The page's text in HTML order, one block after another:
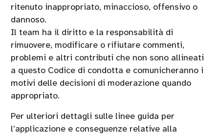
ritenuto inappropriato, minaccioso, offensivo o
dannoso.
Il team ha il diritto e la responsabilità di
rimuovere, modificare o rifiutare commenti,
problemi e altri contributi che non sono allineati
a questo Codice di condotta e comunicheranno i
motivi delle decisioni di moderazione quando
appropriato.
Per ulteriori dettagli sulle linee guida per
l’applicazione e conseguenze relative alla